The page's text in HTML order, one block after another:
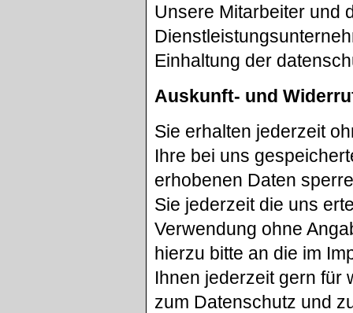
Unsere Mitarbeiter und
Einhaltung der
Auskunft- und
Sie erhalten jederzeit
Ihre bei uns
erhobenen Daten
Sie jederzeit die uns
Verwendung ohne
hierzu bitte an die im
Ihnen jederzeit gern für
zum Datenschutz und